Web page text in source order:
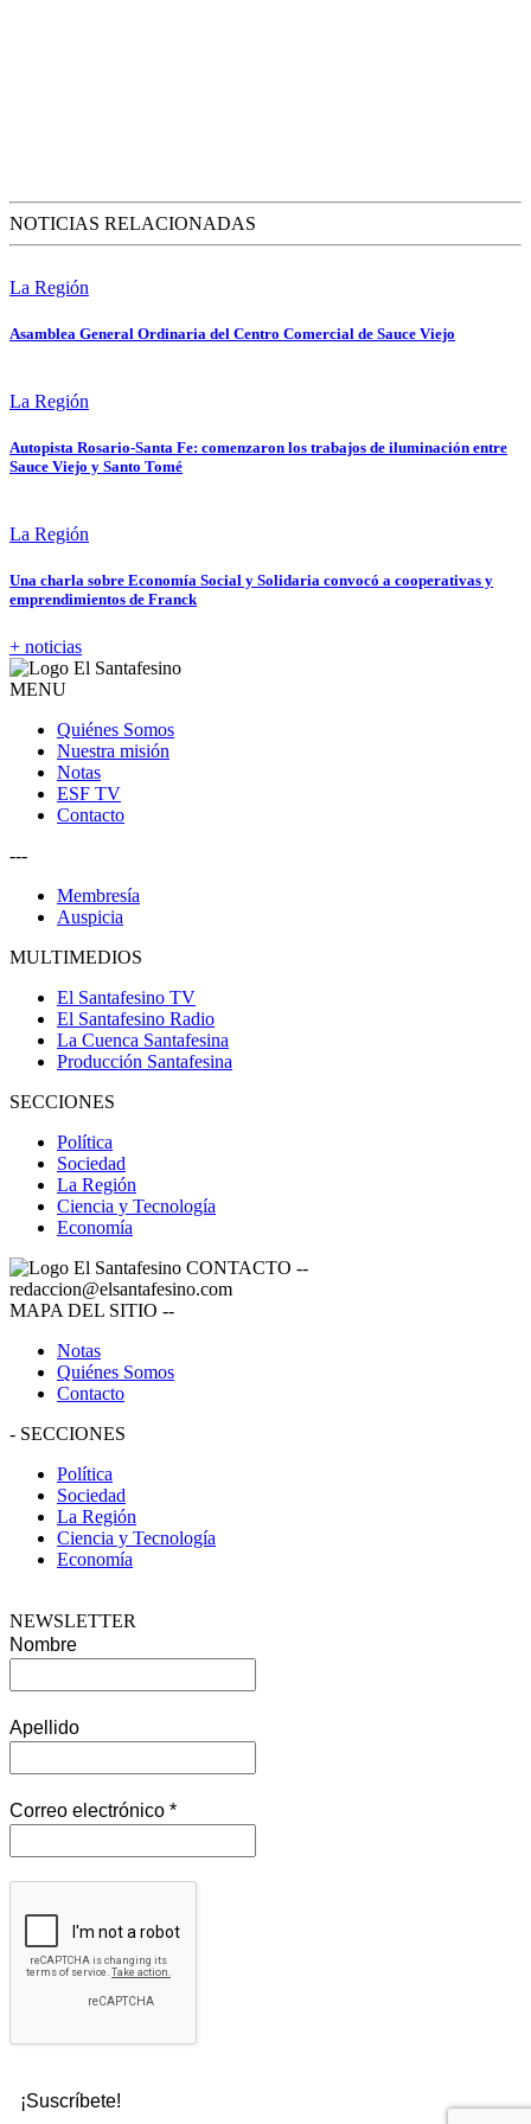
NOTICIAS RELACIONADAS
La Región
Asamblea General Ordinaria del Centro Comercial de Sauce Viejo
La Región
Autopista Rosario-Santa Fe: comenzaron los trabajos de iluminación entre
Sauce Viejo y Santo Tomé
La Región
Una charla sobre Economía Social y Solidaria convocó a cooperativas y
emprendimientos de Franck
+ noticias
MENU
Quiénes Somos
Nuestra misión
Notas
ESF TV
Contacto
---
Membresía
Auspicia
MULTIMEDIOS
El Santafesino TV
El Santafesino Radio
La Cuenca Santafesina
Producción Santafesina
SECCIONES
Política
Sociedad
La Región
Ciencia y Tecnología
Economía
CONTACTO --
redaccion@elsantafesino.com
MAPA DEL SITIO --
Notas
Quiénes Somos
Contacto
- SECCIONES
Política
Sociedad
La Región
Ciencia y Tecnología
Economía
NEWSLETTER
Nombre
Apellido
Correo electrónico *